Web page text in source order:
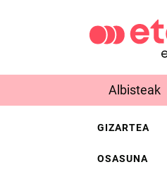
Albisteak
GIZARTEA
OSASUNA